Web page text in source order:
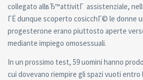
collegato allвЂ™attivitГ assistenziale,
ГЁ dunque scoperto cosicchГ© le donne
progesterone erano piuttosto aperte
mediante impiego omosessuali.
In un prossimo test, 59 uomini hanno
cui dovevano riempire gli spazi vuoti entro